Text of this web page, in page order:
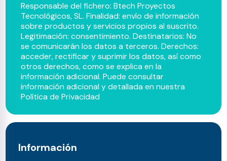
Responsable del fichero: Btech Proyectos
Tecnológicos, SL. Finalidad: envío de información
sobre productos y servicios propios al suscrito.
Legitimación: consentimiento. Destinatarios: No
se comunicarán los datos a terceros. Derechos:
acceder, rectificar y suprimir los datos, así como
otros derechos, como se explica en la
información adicional. Puede consultar
información adicional y detallada en nuestra
Política de Privacidad
Información